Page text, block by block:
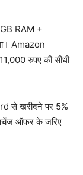
RAM +
Amazon
रुपए की सीधी
से खरीदने पर 5%
ऑफर के जरिए